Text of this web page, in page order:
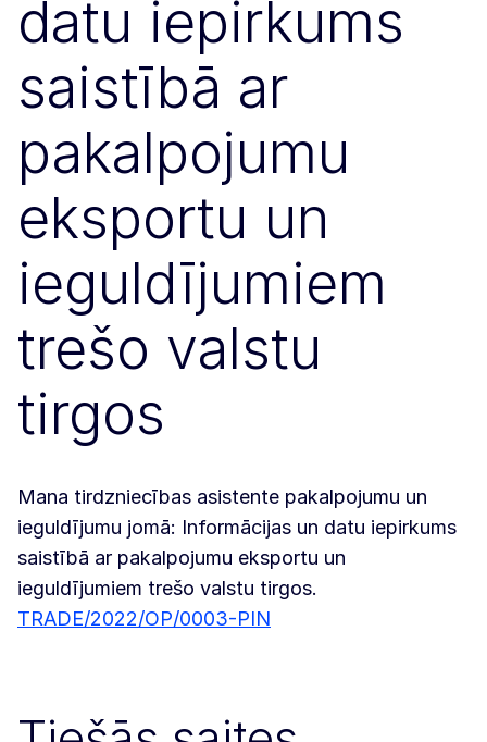
datu iepirkums
saistībā ar
pakalpojumu
eksportu un
ieguldījumiem
trešo valstu
tirgos
Mana tirdzniecības asistente pakalpojumu un
ieguldījumu jomā: Informācijas un datu iepirkums
saistībā ar pakalpojumu eksportu un
ieguldījumiem trešo valstu tirgos.
TRADE/2022/OP/0003-PIN